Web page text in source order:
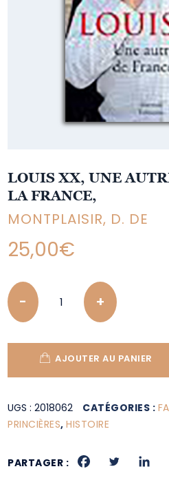
LOUIS XX, UNE
LA FRANCE,
MONTPLAISIR, D. DE
25,00€
Quantity
AJOUTER AU PANIER
UGS :2018062 CATÉGORIES :
PRINCIÈRES,HISTOIRE
PARTAGER :